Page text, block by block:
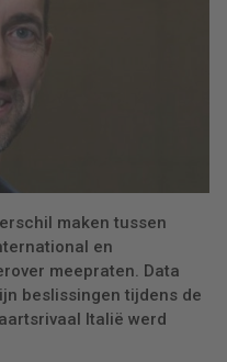
maken tussen
en
meepraten. Data
beslissingen tijdens de
Italië werd